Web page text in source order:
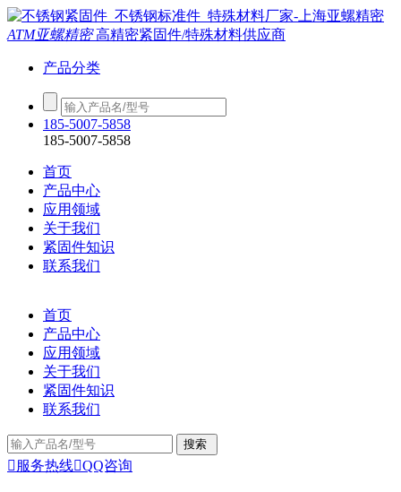
ATM亚螺精密高精密紧固件/特殊材料供应商
产品分类
185-5007-5858
185-5007-5858
首页
产品中心
应用领域
关于我们
紧固件知识
联系我们
首页
产品中心
应用领域
关于我们
紧固件知识
联系我们
 服务热线QQ咨询